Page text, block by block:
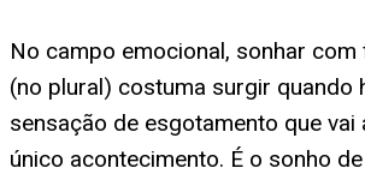
No campo emocional, sonhar com
(no plural) costuma surgir quando
sensação de esgotamento que vai
único acontecimento. É o sonho